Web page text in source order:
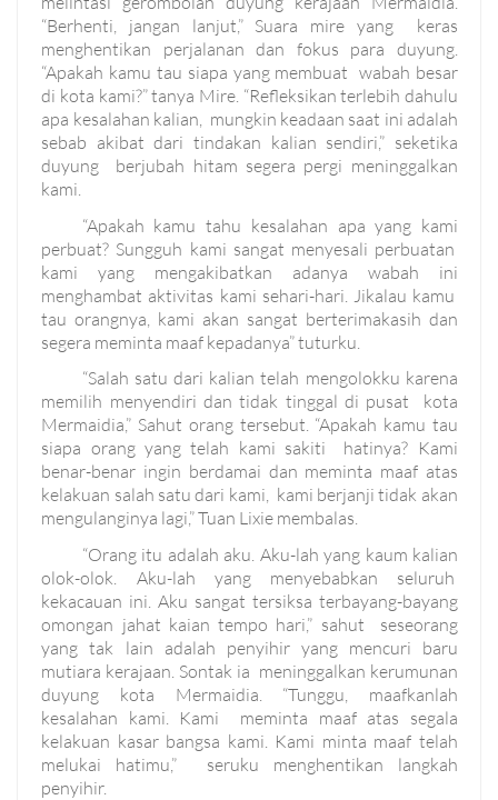
“Berhenti, jangan lanjut,” Suara mire yang keras
menghentikan perjalanan dan fokus para duyung.
“Apakah kamu tau siapa yang membuat wabah besar
di kota kami?” tanya Mire. “Refleksikan terlebih dahulu
apa kesalahan kalian, mungkin keadaan saat ini adalah
sebab akibat dari tindakan kalian sendiri,” seketika
duyung berjubah hitam segera pergi meninggalkan
kami.
“Apakah kamu tahu kesalahan apa yang kami
perbuat? Sungguh kami sangat menyesali perbuatan
kami yang mengakibatkan adanya wabah ini
menghambat aktivitas kami sehari-hari. Jikalau kamu
tau orangnya, kami akan sangat berterimakasih dan
segera meminta maaf kepadanya” tuturku.
“Salah satu dari kalian telah mengolokku karena
memilih menyendiri dan tidak tinggal di pusat kota
Mermaidia,” Sahut orang tersebut. “Apakah kamu tau
siapa orang yang telah kami sakiti hatinya? Kami
benar-benar ingin berdamai dan meminta maaf atas
kelakuan salah satu dari kami, kami berjanji tidak akan
mengulanginya lagi,” Tuan Lixie membalas.
“Orang itu adalah aku. Aku-lah yang kaum kalian
olok-olok. Aku-lah yang menyebabkan seluruh
kekacauan ini. Aku sangat tersiksa terbayang-bayang
omongan jahat kaian tempo hari,” sahut seseorang
yang tak lain adalah penyihir yang mencuri baru
mutiara kerajaan. Sontak ia meninggalkan kerumunan
duyung kota Mermaidia. “Tunggu, maafkanlah
kesalahan kami. Kami meminta maaf atas segala
kelakuan kasar bangsa kami. Kami minta maaf telah
melukai hatimu,” seruku menghentikan langkah
penyihir.